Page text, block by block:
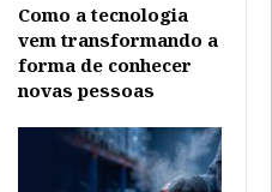
Como a tecnologia
vem transformando a
forma de conhecer
novas pessoas